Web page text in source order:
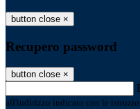
button close ×
Recupero password
button close ×
all'indirizzo indicato con le